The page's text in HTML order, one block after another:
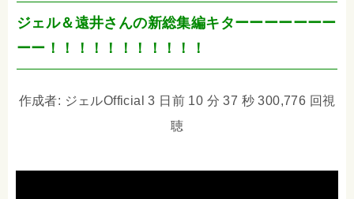
ジェル＆遠井さんの新総集編キターーーーーーー
ーー！！！！！！！！！！！
作成者: ジェルOfficial 3 日前 10 分 37 秒 300,776 回視
聴